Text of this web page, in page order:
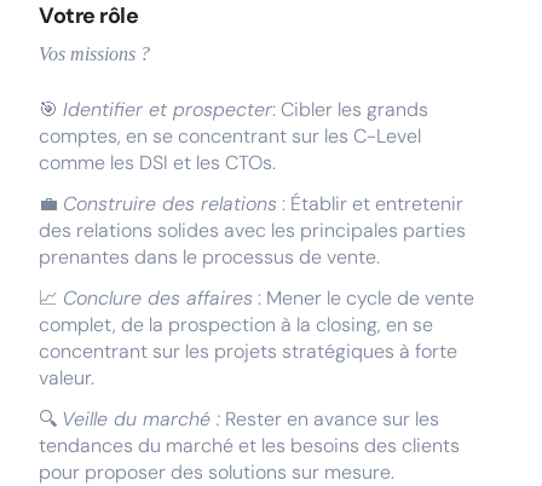
Votre rôle
Vos missions ?
🎯 Identifier et prospecter: Cibler les grands
comptes, en se concentrant sur les C-Level
comme les DSI et les CTOs.
💼 Construire des relations : Établir et entretenir
des relations solides avec les principales parties
prenantes dans le processus de vente.
📈 Conclure des affaires : Mener le cycle de vente
complet, de la prospection à la closing, en se
concentrant sur les projets stratégiques à forte
valeur.
🔍 Veille du marché : Rester en avance sur les
tendances du marché et les besoins des clients
pour proposer des solutions sur mesure.